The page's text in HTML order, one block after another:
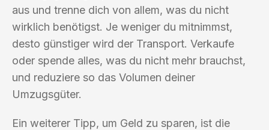
aus und trenne dich von allem, was du nicht
wirklich benötigst. Je weniger du mitnimmst,
desto günstiger wird der Transport. Verkaufe
oder spende alles, was du nicht mehr brauchst,
und reduziere so das Volumen deiner
Umzugsgüter.
Ein weiterer Tipp, um Geld zu sparen, ist die